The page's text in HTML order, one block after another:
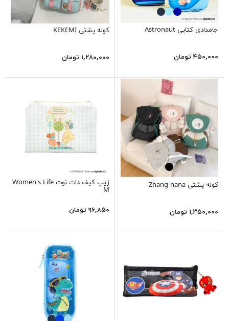
جامدادی کتابی Astronaut
۴۵۰,۰۰۰ تومان
کوله پشتی KEKEMI
۱,۲۸۰,۰۰۰ تومان
کوله پشتی Zhang nana
۱,۳۵۰,۰۰۰ تومان
زیپ کیف دات نوت Women's Life
M
۹۶,۸۵۰ تومان